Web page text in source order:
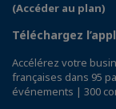
(Accéder au plan)
Téléchargez
Accélérez votre
françaises dans 95
événements | 300